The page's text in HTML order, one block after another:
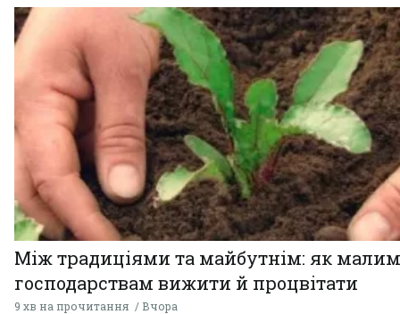
Між традиціями та майбутнім: як малим
господарствам вижити й процвітати
9 хв на прочитання Вчора